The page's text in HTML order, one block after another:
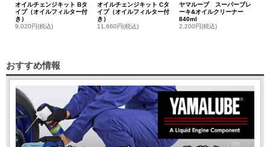
オイルチェンジキット Bタ
イプ（オイルフィルター付
き）
9,020円(税込)
オイルチェンジキット Cタ
イプ（オイルフィルター付
き）
11,660円(税込)
ヤマルーブ スーパーブレ
ーキ&オイルクリーナー
840ml
2,200円(税込)
おすすめ情報